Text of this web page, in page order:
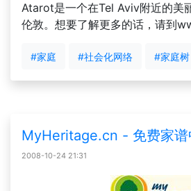
Atarot是一个在Tel Aviv附近的美
伦敦。想要了解更多的话，请到
#家庭 #社会化网络 #家庭树
MyHeritage.cn - 免费家谱
2008-10-24 21:31